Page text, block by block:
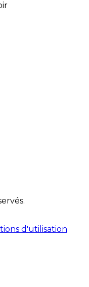
.
d'utilisation